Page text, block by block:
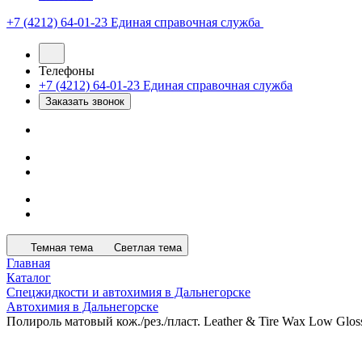
+7 (4212) 64-01-23 Единая справочная служба
Телефоны
+7 (4212) 64-01-23 Единая справочная служба
Заказать звонок
Темная тема Светлая тема
Главная
Каталог
Спецжидкости и автохимия в Дальнегорске
Автохимия в Дальнегорске
Полироль матовый кож./рез./пласт. Leather & Tire Wax Low